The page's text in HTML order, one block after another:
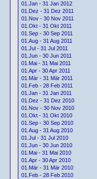
01.Jan - 31 Jan 2012
01.Dez - 31 Dez 2011
01.Nov - 30 Nov 2011
01.Okt - 31 Okt 2011
01.Sep - 30 Sep 2011
01.Aug - 31 Aug 2011
01.Jul - 31 Jul 2011
01.Jun - 30 Jun 2011
01.Mai - 31 Mai 2011
01.Apr - 30 Apr 2011
01.Mär - 31 Mär 2011
01.Feb - 28 Feb 2011
01.Jan - 31 Jan 2011
01.Dez - 31 Dez 2010
01.Nov - 30 Nov 2010
01.Okt - 31 Okt 2010
01.Sep - 30 Sep 2010
01.Aug - 31 Aug 2010
01.Jul - 31 Jul 2010
01.Jun - 30 Jun 2010
01.Mai - 31 Mai 2010
01.Apr - 30 Apr 2010
01.Mär - 31 Mär 2010
01.Feb - 28 Feb 2010